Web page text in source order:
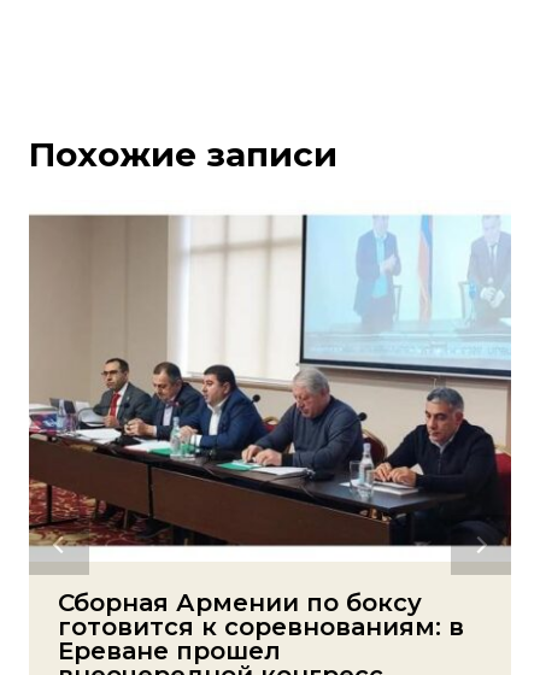
Похожие записи
Сборная Армении по боксу
готовится к соревнованиям: в
Ереване прошел